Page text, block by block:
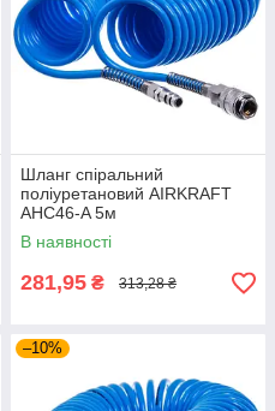
Шланг спіральний
поліуретановий AIRKRAFT
AHC46-A 5м
В наявності
281,95 ₴ 313,28 ₴
–10%